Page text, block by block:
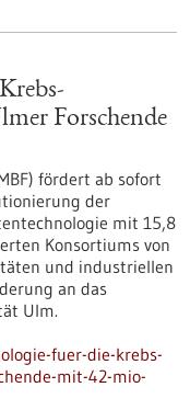
Forschende
fördert ab sofort
der
mit 15,8
Konsortiums von
und industriellen
an das
Ulm.
fuer-die-krebs-
mit-42-mio-